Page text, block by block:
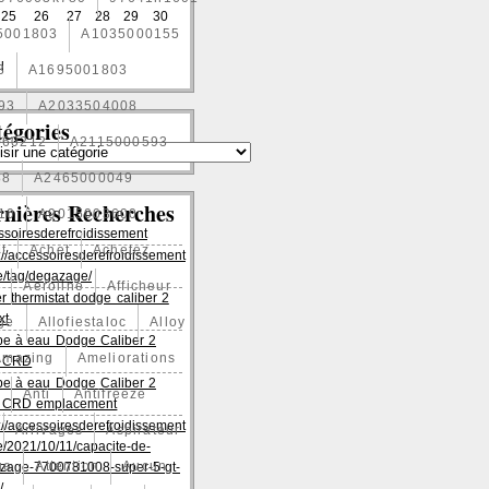
A1035000155
A1695001803
A2033504008
A2115000593
A2465000049
A9015003600
Achet Achetez
Aeroline Afficheur
Allofiestaloc Alloy
Ameliorations
Anti Antifreeze
Arrivages Aspirateur
Attention Aucun
25 26 27 28 29
30
Recherches
accessoiresderefroidissement
tag/degazage/
thermistat dodge caliber 2
à eau Dodge Caliber 2
CRD
à eau Dodge Caliber 2
CRD emplacement
accessoiresderefroidissement
2021/10/11/capacite-de-
7700781008-super-5-gt-